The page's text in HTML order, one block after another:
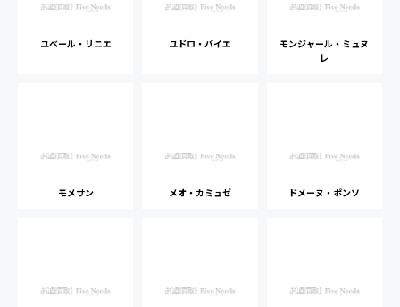
ユベール・リニエ ユドロ・バイエ
モンジャール・ミュヌ
レ
モメサン メオ・カミュゼ ドメーヌ・ポンソ